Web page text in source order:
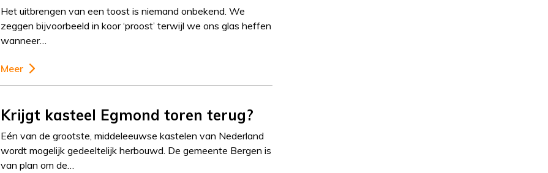
Het uitbrengen van een toost is niemand onbekend. We
zeggen bijvoorbeeld in koor ‘proost’ terwijl we ons glas heffen
wanneer…
Meer
Krijgt kasteel Egmond toren terug?
Eén van de grootste, middeleeuwse kastelen van Nederland
wordt mogelijk gedeeltelijk herbouwd. De gemeente Bergen is
van plan om de…